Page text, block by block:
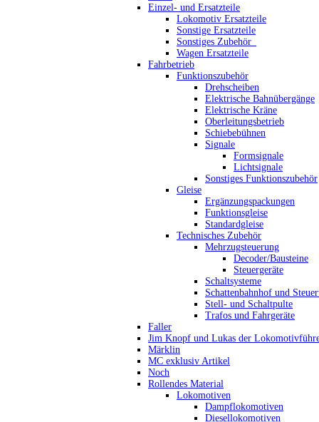
Einzel- und Ersatzteile
Lokomotiv Ersatzteile
Sonstige Ersatzteile
Sonstiges Zubehör_
Wagen Ersatzteile
Fahrbetrieb
Funktionszubehör
Drehscheiben
Elektrische Bahnübergänge
Elektrische Kräne
Oberleitungsbetrieb
Schiebebühnen
Signale
Formsignale
Lichtsignale
Sonstiges Funktionszubehör
Gleise
Ergänzungspackungen
Funktionsgleise
Standardgleise
Technisches Zubehör
Mehrzugsteuerung
Decoder/Bausteine
Steuergeräte
Schaltsysteme
Schattenbahnhof und
Stell- und Schaltpulte
Trafos und Fahrgeräte
Faller
Jim Knopf und Lukas der
Märklin
MC exklusiv Artikel
Noch
Rollendes Material
Lokomotiven
Dampflokomotiven
Diesellokomotiven